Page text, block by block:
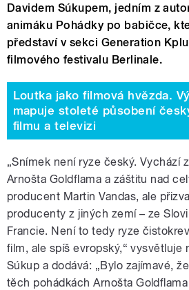
Davidem Súkupem, jedním z
animáku Pohádky po babičce,
představí v sekci Generation
filmového festivalu Berlinale.
Loutka jako filmová hvězda.
mapuje stoleté působení
filmu a televizi
„Snímek není ryze český. Vychází
Arnošta Goldflama a záštitu nad
producent Martin Vandas, ale
producenty z jiných zemí – ze
Francie. Není to tedy ryze
film, ale spíš evropský,“ vysvětluje
Súkup a dodává: „Bylo zajímavé,
těch pohádkách Arnošta